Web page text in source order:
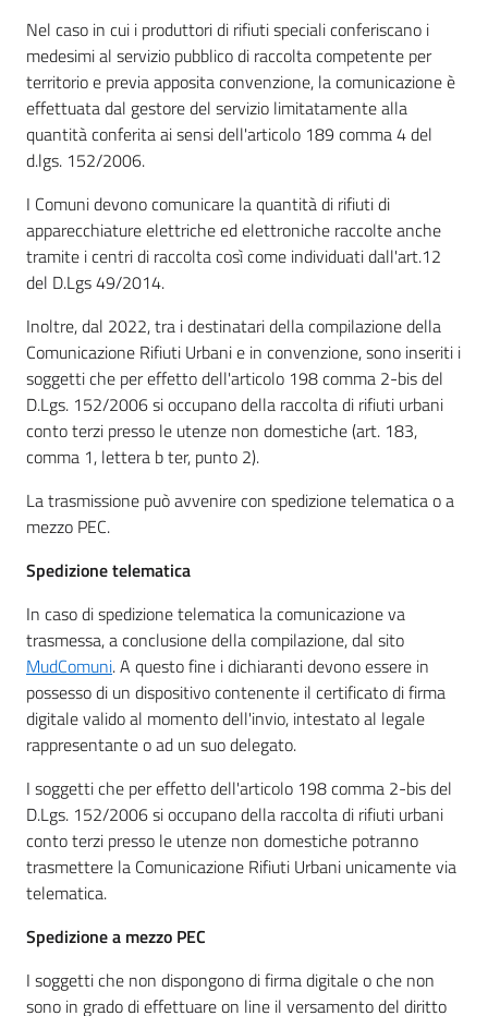
Nel caso in cui i produttori di rifiuti speciali conferiscano i
medesimi al servizio pubblico di raccolta competente per
territorio e previa apposita convenzione, la comunicazione è
effettuata dal gestore del servizio limitatamente alla
quantità conferita ai sensi dell'articolo 189 comma 4 del
d.lgs. 152/2006.
I Comuni devono comunicare la quantità di rifiuti di
apparecchiature elettriche ed elettroniche raccolte anche
tramite i centri di raccolta così come individuati dall'art.12
del D.Lgs 49/2014.
Inoltre, dal 2022, tra i destinatari della compilazione della
Comunicazione Rifiuti Urbani e in convenzione, sono inseriti i
soggetti che per effetto dell'articolo 198 comma 2-bis del
D.Lgs. 152/2006 si occupano della raccolta di rifiuti urbani
conto terzi presso le utenze non domestiche (art. 183,
comma 1, lettera b ter, punto 2).
La trasmissione può avvenire con spedizione telematica o a
mezzo PEC.
Spedizione telematica
In caso di spedizione telematica la comunicazione va
trasmessa, a conclusione della compilazione, dal sito
MudComuni. A questo fine i dichiaranti devono essere in
possesso di un dispositivo contenente il certificato di firma
digitale valido al momento dell'invio, intestato al legale
rappresentante o ad un suo delegato.
I soggetti che per effetto dell'articolo 198 comma 2-bis del
D.Lgs. 152/2006 si occupano della raccolta di rifiuti urbani
conto terzi presso le utenze non domestiche potranno
trasmettere la Comunicazione Rifiuti Urbani unicamente via
telematica.
Spedizione a mezzo PEC
I soggetti che non dispongono di firma digitale o che non
sono in grado di effettuare on line il versamento del diritto